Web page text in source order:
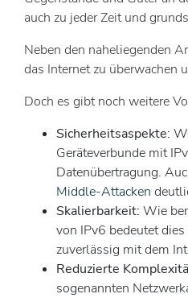
auch zu jeder Zeit und
Neben den naheliegenden
das Internet zu überwachen
Doch es gibt noch weitere
Sicherheitsaspekte:
Geräteverbunde mit
Datenübertragung.
Middle-Attacken
Skalierbarkeit: Wie
von IPv6 bedeutet
zuverlässig mit dem
Reduzierte
sogenannten